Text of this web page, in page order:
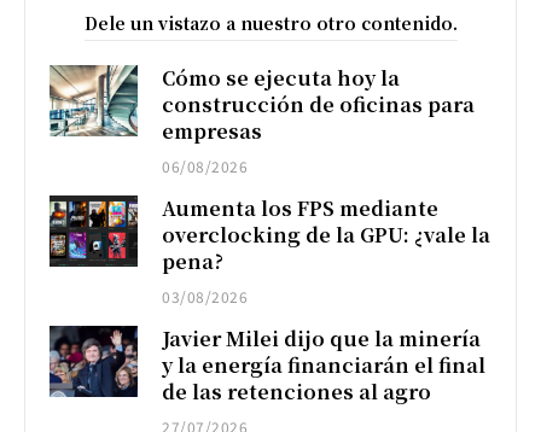
Dele un vistazo a nuestro otro contenido.
Cómo se ejecuta hoy la
construcción de oficinas para
empresas
06/08/2026
Aumenta los FPS mediante
overclocking de la GPU: ¿vale la
pena?
03/08/2026
Javier Milei dijo que la minería
y la energía financiarán el final
de las retenciones al agro
27/07/2026